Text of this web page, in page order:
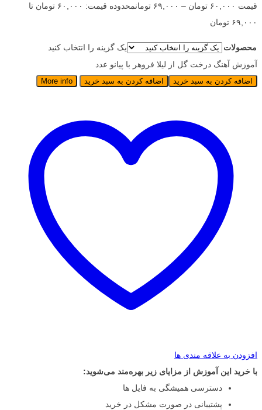
قیمت ۶۰,۰۰۰ تومان – ۶۹,۰۰۰ تومان
محدوده قیمت: ۶۰,۰۰۰ تومان تا
۶۹,۰۰۰ تومان
محصولات
یک گزینه را انتخاب کنید
آموزش آهنگ درخت گل از لیلا فروهر با پیانو عدد
اضافه کردن به سبد خرید اضافه کردن به سبد خرید More info
افزودن به علاقه مندی ها
با خرید این آموزش از مزایای زیر بهره‌مند می‌شوید:
دسترسی همیشگی به فایل ها
پشتیبانی در صورت مشکل در خرید